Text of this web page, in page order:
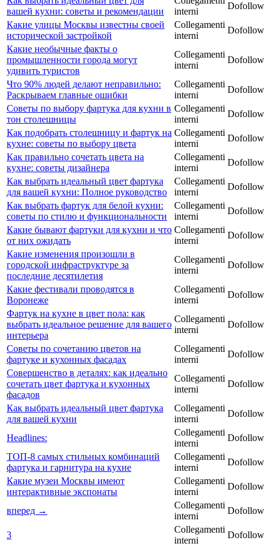
вашей кухни: советы и рекомендации
interni
Dofollow
Какие улицы Москвы известны своей
исторической застройкой
Collegamenti
interni
Dofollow
Какие необычные факты о
промышленности города могут
удивить туристов
Collegamenti
interni
Dofollow
Что 90% людей делают неправильно:
Раскрываем главные ошибки
Collegamenti
interni
Dofollow
Советы по выбору фартука для кухни в
тон столешницы
Collegamenti
interni
Dofollow
Как подобрать столешницу и фартук на
кухне: советы по выбору цвета
Collegamenti
interni
Dofollow
Как правильно сочетать цвета на
кухне: советы дизайнера
Collegamenti
interni
Dofollow
Как выбрать идеальный цвет фартука
для вашей кухни: Полное руководство
Collegamenti
interni
Dofollow
Как выбрать фартук для белой кухни:
советы по стилю и функциональности
Collegamenti
interni
Dofollow
Какие бывают фартуки для кухни и что
от них ожидать
Collegamenti
interni
Dofollow
Какие изменения произошли в
городской инфраструктуре за
последние десятилетия
Collegamenti
interni
Dofollow
Какие фестивали проводятся в
Воронеже
Collegamenti
interni
Dofollow
Фартук на кухне в цвет пола: как
выбрать идеальное решение для вашего
интерьера
Collegamenti
interni
Dofollow
Советы по сочетанию цветов на
фартуке и кухонных фасадах
Collegamenti
interni
Dofollow
Совершенство в деталях: как идеально
сочетать цвет фартука и кухонных
фасадов
Collegamenti
interni
Dofollow
Как выбрать идеальный цвет фартука
для вашей кухни
Collegamenti
interni
Dofollow
Headlines:
Collegamenti
interni
Dofollow
ТОП-8 самых стильных комбинаций
фартука и гарнитура на кухне
Collegamenti
interni
Dofollow
Какие музеи Москвы имеют
интерактивные экспонаты
Collegamenti
interni
Dofollow
вперед →
Collegamenti
interni
Dofollow
3
Collegamenti
interni
Dofollow